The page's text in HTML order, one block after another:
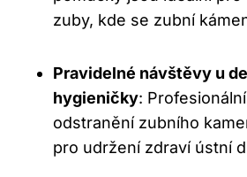
zuby, kde se zubní
Pravidelné návštěvy u
hygieničky:
odstranění zubního
pro udržení zdraví ústní